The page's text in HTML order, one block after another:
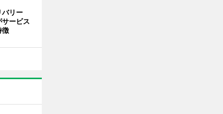
バリー
ービス
徴